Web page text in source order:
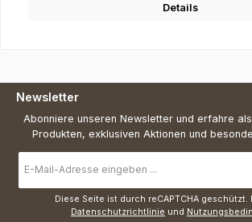
Details
Newsletter
Abonniere unseren Newsletter und erfahre
Produkten, exklusiven Aktionen und
Mail-
Adresse
Diese Seite ist durch reCAPTCHA geschützt.
Datenschutzrichtlinie und